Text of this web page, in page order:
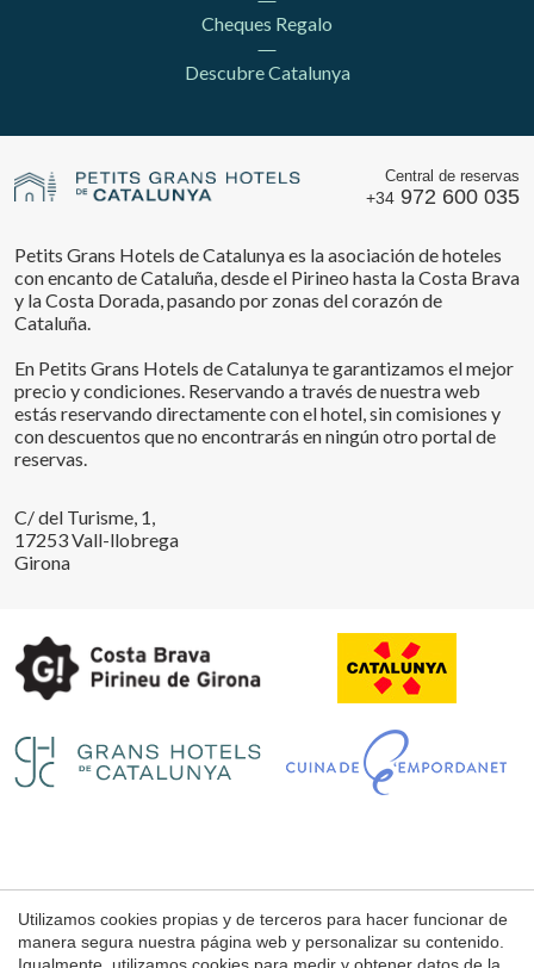
Cheques Regalo
Descubre Catalunya
Central de reservas
+34 972 600 035
Petits Grans Hotels de Catalunya es la asociación de hoteles
con encanto de Cataluña, desde el Pirineo hasta la Costa Brava
y la Costa Dorada, pasando por zonas del corazón de
Cataluña.
En Petits Grans Hotels de Catalunya te garantizamos el mejor
precio y condiciones. Reservando a través de nuestra web
estás reservando directamente con el hotel, sin comisiones y
con descuentos que no encontrarás en ningún otro portal de
reservas.
C/ del Turisme, 1,
17253 Vall-llobrega
Girona
Aviso Legal
Utilizamos cookies propias y de terceros para hacer funcionar de
manera segura nuestra página web y personalizar su contenido.
Igualmente, utilizamos cookies para medir y obtener datos de la